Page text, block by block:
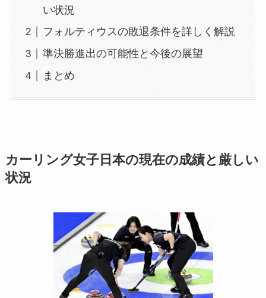
い状況
フォルティウスの敗退条件を詳しく解説
準決勝進出の可能性と今後の展望
まとめ
カーリング女子日本の現在の成績と厳しい
状況